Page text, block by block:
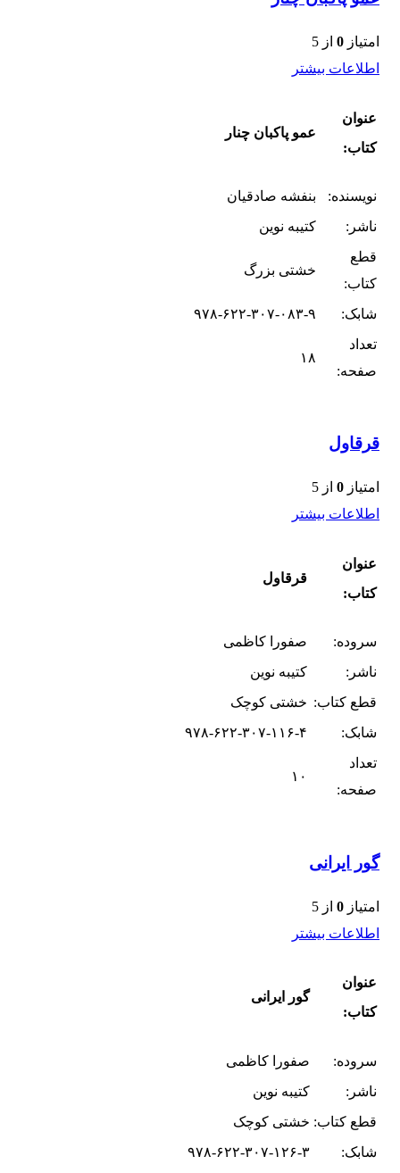
امتیاز 0 از 5
اطلاعات بیشتر
عنوان
کتاب:
عمو پاکبان چنار
نویسنده:
بنفشه صادقیان
ناشر:
کتیبه نوین
قطع
کتاب:
خشتی بزرگ
شابک:
۹۷۸-۶۲۲-۳۰۷-۰۸۳-۹
تعداد
صفحه:
۱۸
قرقاول
امتیاز 0 از 5
اطلاعات بیشتر
عنوان
کتاب:
قرقاول
سروده:
صفورا کاظمی
ناشر:
کتیبه نوین
قطع کتاب: خشتی کوچک
شابک:
۹۷۸-۶۲۲-۳۰۷-۱۱۶-۴
تعداد
صفحه:
۱۰
گور ایرانی
امتیاز 0 از 5
اطلاعات بیشتر
عنوان
کتاب:
گور ایرانی
سروده:
صفورا کاظمی
ناشر:
کتیبه نوین
قطع کتاب: خشتی کوچک
شابک:
۹۷۸-۶۲۲-۳۰۷-۱۲۶-۳